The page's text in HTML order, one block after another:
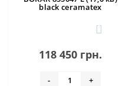
black ceramatex
1
118 450 грн.
- +